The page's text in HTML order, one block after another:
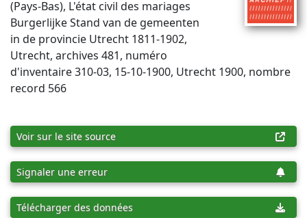
(Pays-Bas), L'état civil des mariages
Burgerlijke Stand van de gemeenten
in de provincie Utrecht 1811-1902,
Utrecht, archives 481, numéro
d'inventaire 310-03, 15-10-1900, Utrecht 1900, nombre
record 566
Voir sur le site source
Signaler une erreur
Télécharger des données